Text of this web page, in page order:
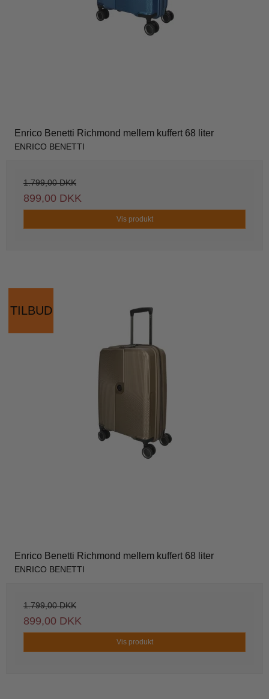
Enrico Benetti Richmond mellem kuffert 68 liter
ENRICO BENETTI
1.799,00 DKK
899,00 DKK
Vis produkt
TILBUD
Enrico Benetti Richmond mellem kuffert 68 liter
ENRICO BENETTI
1.799,00 DKK
899,00 DKK
Vis produkt